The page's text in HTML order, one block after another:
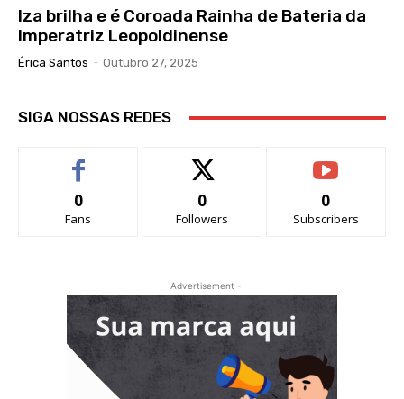
Iza brilha e é Coroada Rainha de Bateria da
Imperatriz Leopoldinense
Érica Santos - Outubro 27, 2025
SIGA NOSSAS REDES
0
Fans
0
Followers
0
Subscribers
- Advertisement -